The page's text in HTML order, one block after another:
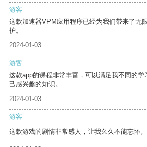
游客
这款加速器VPM应用程序已经为我们带来了无
护。
2024-01-03
游客
这款app的课程非常丰富，可以满足我不同的学
己感兴趣的知识。
2024-01-03
游客
这款游戏的剧情非常感人，让我久久不能忘怀。